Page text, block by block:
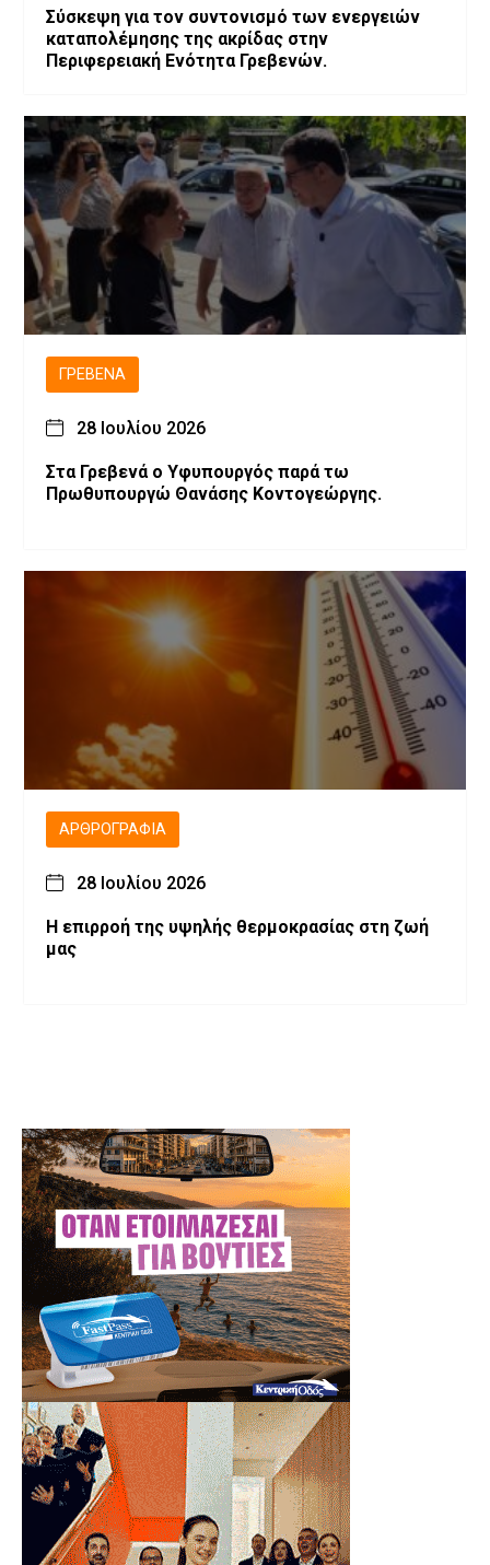
Σύσκεψη για τον συντονισμό των ενεργειών
καταπολέμησης της ακρίδας στην
Περιφερειακή Ενότητα Γρεβενών.
ΓΡΕΒΕΝΆ
28 Ιουλίου 2026
Στα Γρεβενά ο Υφυπουργός παρά τω
Πρωθυπουργώ Θανάσης Κοντογεώργης.
ΑΡΘΡΟΓΡΑΦΊΑ
28 Ιουλίου 2026
Η επιρροή της υψηλής θερμοκρασίας στη ζωή
μας